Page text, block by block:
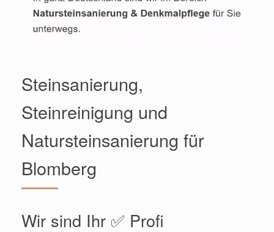
Steinsanierung,
Steinreinigung und
Natursteinsanierung für
Blomberg
Wir sind Ihr ✅ Profi